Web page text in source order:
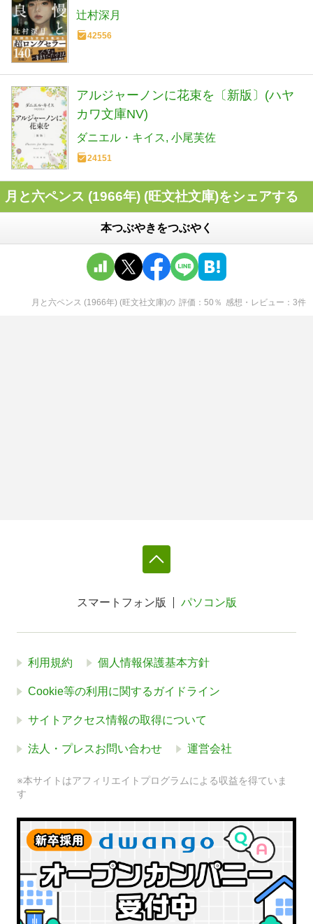
辻村深月
42556
アルジャーノンに花束を〔新版〕(ハヤ
カワ文庫NV)
ダニエル・キイス 小尾芙佐
24151
月と六ペンス (1966年) (旺文社文庫)をシェアする
本つぶやきをつぶやく
月と六ペンス (1966年) (旺文社文庫)の 評価 50 ％ 感想・レビュー 3件
スマートフォン版 パソコン版
利用規約 個人情報保護基本方針
Cookie等の利用に関するガイドライン
サイトアクセス情報の取得について
法人・プレスお問い合わせ 運営会社
※本サイトはアフィリエイトプログラムによる収益を得ていま
す